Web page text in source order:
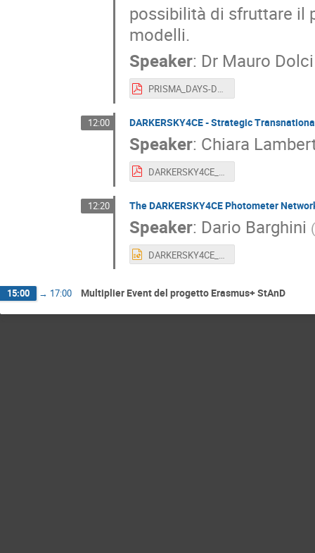
possibilità di sfruttare il
modelli.
Speaker: Dr Mauro Dolci
PRISMA_DAYS-Dolci.pdf
12:00 DARKERSKY4CE - Strategic
Speaker: Chiara
DARKERSKY4CE_PRISMA Days 2025_Chiara Lamberti.pdf (2).pdf
12:20 The DARKERSKY4CE Photometer
Speaker: Dario Barghini (
DARKERSKY4CE_PhotometerNetwork.pptx
15:00 → 17:00 Multiplier Event del progetto Erasmus+ StAnD